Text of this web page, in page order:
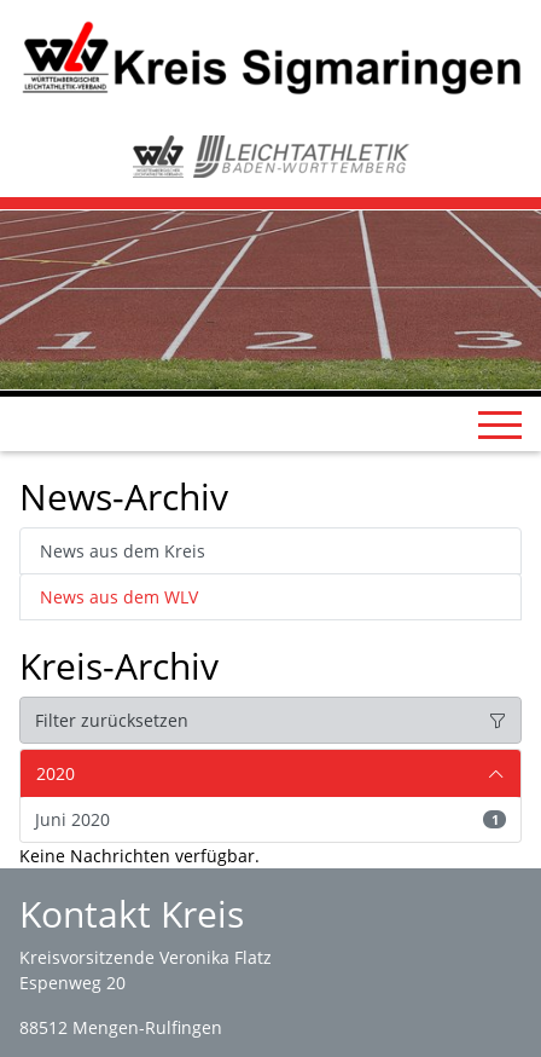
News-Archiv
News aus dem Kreis
News aus dem WLV
Kreis-Archiv
Filter zurücksetzen
2020
Juni 2020
1
Keine Nachrichten verfügbar.
Kontakt Kreis
Kreisvorsitzende Veronika Flatz
Espenweg 20
88512 Mengen-Rulfingen